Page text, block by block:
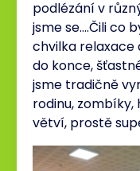
podlézání v
jsme se….Čili co
chvilka relaxace
do konce,
jsme tradičně
rodinu, zombíky,
větví, prostě